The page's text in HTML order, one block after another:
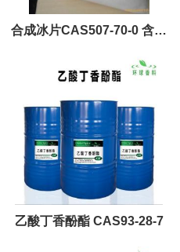
合成冰片CAS507-70-0 含量
乙酸丁香酚酯 CAS93-28-7